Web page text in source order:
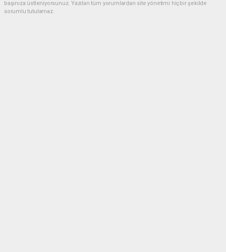
başınıza üstleniyorsunuz. Yazılan tüm yorumlardan site yönetimi hiçbir şekilde
sorumlu tutulamaz.